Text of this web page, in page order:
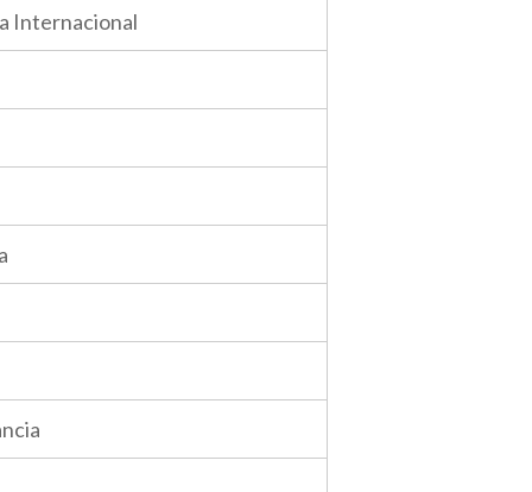
Internacional